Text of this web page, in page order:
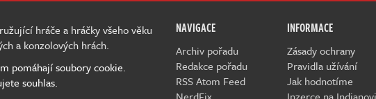
NAVIGACE
Archiv pořadu
Redakce pořadu
RSS Atom Feed
INFORMACE
Zásady ochrany
Pravidla užívání
Jak hodnotíme
hráče a hráčky všeho věku
a konzolových hrách.
pomáhají soubory cookie.
souhlas.